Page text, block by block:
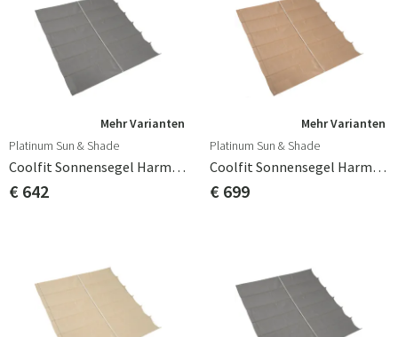
Mehr Varianten
Platinum Sun & Shade
Coolfit Sonnensegel Harmonica 200x400cm Grau
€ 642
Mehr Varianten
Platinum Sun & Shade
Coolfit Sonnensegel Harmonica 200x500cm Beige
€ 699